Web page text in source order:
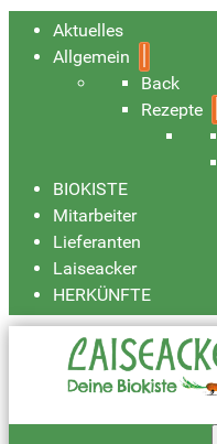
Aktuelles
Allgemein
Back
Rezepte
BIOKISTE
Mitarbeiter
Lieferanten
Laiseacker
HERKÜNFTE